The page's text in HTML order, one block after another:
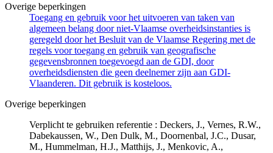
Overige beperkingen
Toegang en gebruik voor het uitvoeren van taken van
algemeen belang door niet-Vlaamse overheidsinstanties is
geregeld door het Besluit van de Vlaamse Regering met de
regels voor toegang en gebruik van geografische
gegevensbronnen toegevoegd aan de GDI, door
overheidsdiensten die geen deelnemer zijn aan GDI-
Vlaanderen. Dit gebruik is kosteloos.
Overige beperkingen
Verplicht te gebruiken referentie : Deckers, J., Vernes, R.W.,
Dabekaussen, W., Den Dulk, M., Doornenbal, J.C., Dusar,
M., Hummelman, H.J., Matthijs, J., Menkovic, A.,